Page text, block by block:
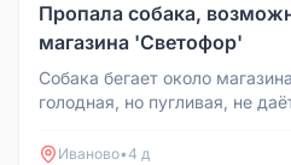
Пропала собака,
магазина 'Светофор'
Собака бегает около
голодная, но пугливая, не
Иваново•4 д